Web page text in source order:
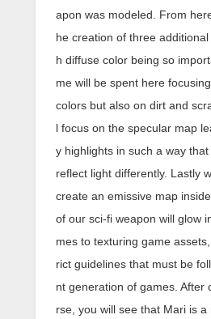
apon was modeled. From
he creation of three
h diffuse color being so
me will be spent here
colors but also on dirt and
l focus on the specular map
y highlights in such a way
reflect light differently. Lastly
create an emissive map
of our sci-fi weapon will glow
mes to texturing game
rict guidelines that must be
nt generation of games. After
rse, you will see that Mari is